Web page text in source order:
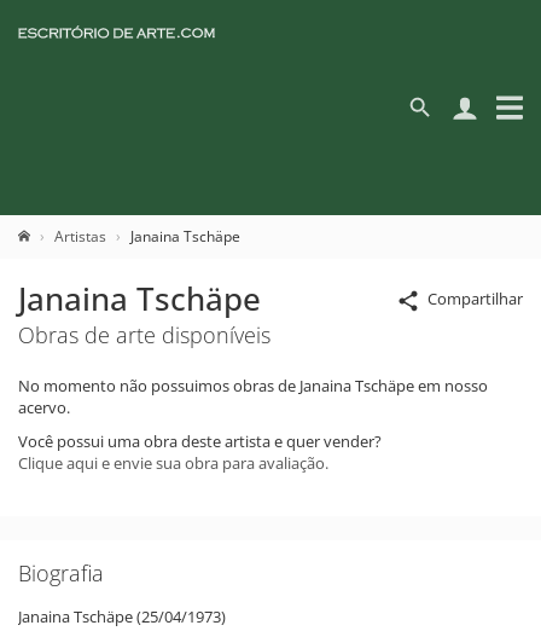
Artistas Janaina Tschäpe
Compartilhar
Janaina Tschäpe
Obras de arte disponíveis
No momento não possuimos obras de Janaina Tschäpe em nosso
acervo.
Você possui uma obra deste artista e quer vender?
Clique aqui e envie sua obra para avaliação.
Biografia
Janaina Tschäpe (25/04/1973)